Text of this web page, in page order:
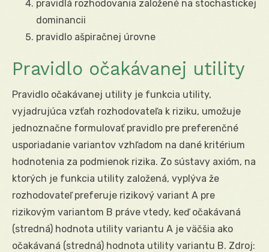
pravidlá rozhodovania založené na stochastickej
dominancii
pravidlo ašpiračnej úrovne
Pravidlo očakávanej utility
Pravidlo očakávanej utility je funkcia utility,
vyjadrujúca vzťah rozhodovateľa k riziku, umožuje
jednoznačne formulovať pravidlo pre preferenčné
usporiadanie variantov vzhľadom na dané kritérium
hodnotenia za podmienok rizika. Zo sústavy axióm, na
ktorých je funkcia utility založená, vyplýva že
rozhodovateľ preferuje rizikový variant A pre
rizikovým variantom B práve vtedy, keď očakávaná
(stredná) hodnota utility variantu A je väčšia ako
očakávaná (stredná) hodnota utility variantu B. Zdroj: